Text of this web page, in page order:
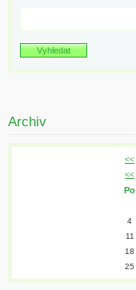
Archiv
<<
<<
Po
4
11
18
25